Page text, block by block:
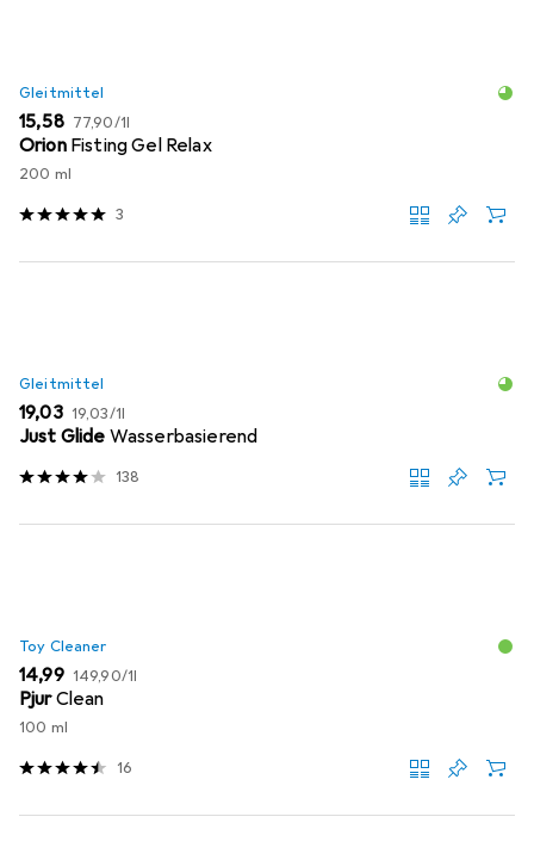
Gleitmittel
EUR
15,58 EUR
77,90/1l
Orion Fisting Gel Relax
200 ml
3
Gleitmittel
EUR
19,03 EUR
19,03/1l
Just Glide Wasserbasierend
138
Toy Cleaner
EUR
14,99 EUR
149,90/1l
PjurClean
100 ml
16